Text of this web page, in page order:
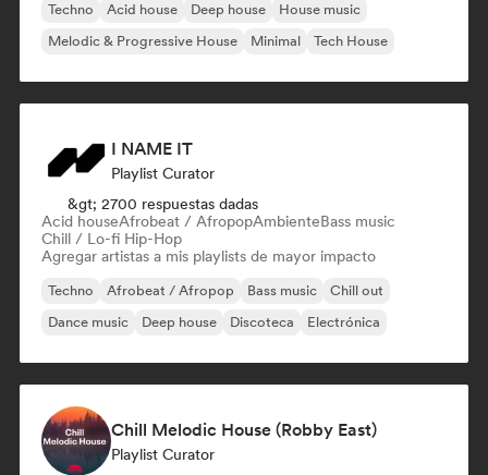
Techno Acid house Deep house
House music
Melodic & Progressive House
Minimal Tech House
I NAME IT
Playlist Curator
&gt; 2700 respuestas dadas
Acid houseAfrobeat / AfropopAmbienteBass music
Chill / Lo-fi Hip-Hop
Agregar artistas a mis playlists de mayor impacto
Techno Afrobeat / Afropop Bass music
Chill out
Dance music
Deep house Discoteca Electrónica
Chill Melodic House (Robby East)
Playlist Curator